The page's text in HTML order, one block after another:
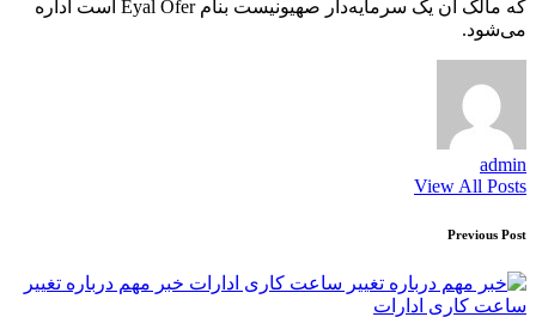
که مالک آن یک سرمایه‌دار صهیونیست بنام Eyal Ofer است اداره
می‌شود.
admin
View All Posts
Post
navigation
Previous Post
خبر مهم درباره تغییر
ساعت کاری ادارات